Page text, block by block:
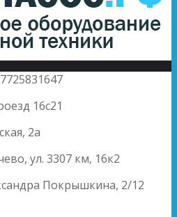
16с21
2а
ул. 3307 км, 16к2
Покрышкина, 2/12